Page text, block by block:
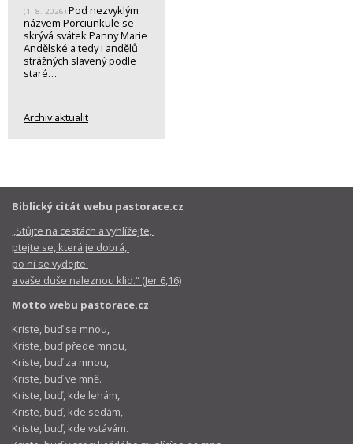
(1. 8. 2026) Pod nezvyklým
názvem Porciunkule se
skrývá svátek Panny Marie
Andělské a tedy i andělů
strážných slavený podle
staré…
Archiv aktualit
Biblický citát webu pastorace.cz
„Stůjte na cestách a vyhlížejte,
ptejte se, která je dobrá,
po ní se vydejte
a vaše duše naleznou klid.“ (Jer 6,16)
Motto webu pastorace.cz
Kriste, buď se mnou,
Kriste, buď přede mnou,
Kriste, buď za mnou,
Kriste, buď ve mně.
Kriste, buď, kde lehám,
Kriste, buď, kde sedám,
Kriste, buď, kde vstávám.